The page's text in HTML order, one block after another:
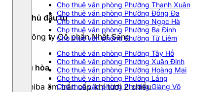
Cho thuê văn phòng Phường Thanh Xuân
Cho thuê văn phòng Phường Đống Đa
Cho thuê văn phòng Phường Ngọc Hà
Cho thuê văn phòng Phường Ba Đình
Cho thuê văn phòng Phường Từ Liêm
Cho thuê văn phòng Phường Tây Hồ
Cho thuê văn phòng Phường Xuân Đỉnh
Cho thuê văn phòng Phường Hoàng Mai
Cho thuê văn phòng Phường Láng
Cho thuê văn phòng Phường Giảng Võ
Chủ đầu tư
Công ty Cổ phần Nhất Sang
Điều hòa
Toshiba âm trần cấp khí tươi 2 chiều